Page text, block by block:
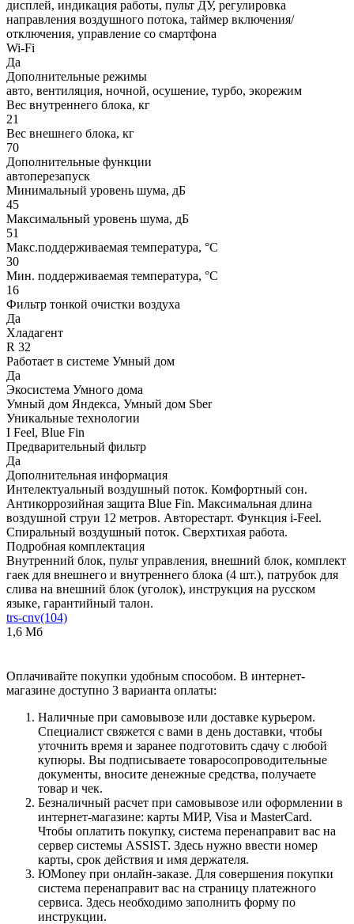
дисплей, индикация работы, пульт ДУ, регулировка
направления воздушного потока, таймер включения/
отключения, управление со смартфона
Wi-Fi
Да
Дополнительные режимы
авто, вентиляция, ночной, осушение, турбо, экорежим
Вес внутреннего блока, кг
21
Вес внешнего блока, кг
70
Дополнительные функции
автоперезапуск
Минимальный уровень шума, дБ
45
Максимальный уровень шума, дБ
51
Макс.поддерживаемая температура, °C
30
Мин. поддерживаемая температура, °C
16
Фильтр тонкой очистки воздуха
Да
Хладагент
R 32
Работает в системе Умный дом
Да
Экосистема Умного дома
Умный дом Яндекса, Умный дом Sber
Уникальные технологии
I Feel, Blue Fin
Предварительный фильтр
Да
Дополнительная информация
Интелектуальный воздушный поток. Комфортный сон.
Антикоррозийная защита Blue Fin. Максимальная длина
воздушной струи 12 метров. Авторестарт. Функция i-Feel.
Спиральный воздушный поток. Сверхтихая работа.
Подробная комплектация
Внутренний блок, пульт управления, внешний блок, комплект
гаек для внешнего и внутреннего блока (4 шт.), патрубок для
слива на внешний блок (уголок), инструкция на русском
языке, гарантийный талон.
trs-cnv(104)
1,6 Мб
Оплачивайте покупки удобным способом. В интернет-
магазине доступно 3 варианта оплаты:
Наличные при самовывозе или доставке курьером.
Специалист свяжется с вами в день доставки, чтобы
уточнить время и заранее подготовить сдачу с любой
купюры. Вы подписываете товаросопроводительные
документы, вносите денежные средства, получаете
товар и чек.
Безналичный расчет при самовывозе или оформлении в
интернет-магазине: карты МИР, Visa и MasterCard.
Чтобы оплатить покупку, система перенаправит вас на
сервер системы ASSIST. Здесь нужно ввести номер
карты, срок действия и имя держателя.
ЮMoney при онлайн-заказе. Для совершения покупки
система перенаправит вас на страницу платежного
сервиса. Здесь необходимо заполнить форму по
инструкции.